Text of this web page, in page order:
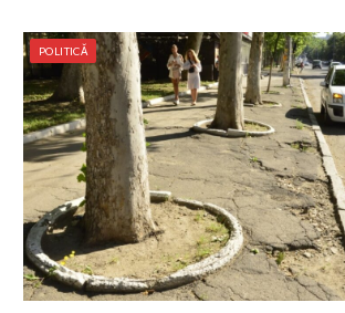
POLITICĂ